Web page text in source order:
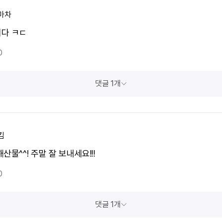
차
ㅋㄷ
댓글 1개
산물^^! 주말 잘 보내세요!!!
댓글 1개